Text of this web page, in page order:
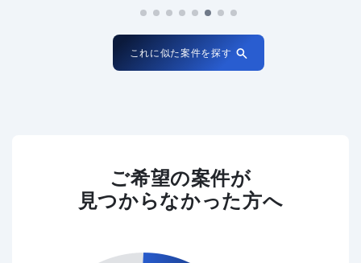
これに似た案件を探す
ご希望の案件が
見つからなかった方へ